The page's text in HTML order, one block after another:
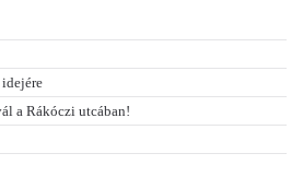
idejére
a Rákóczi utcában!